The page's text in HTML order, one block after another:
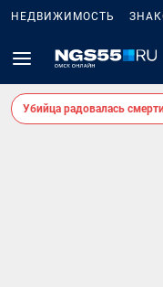
НЕДВИЖИМОСТЬ
Убийца радовалась